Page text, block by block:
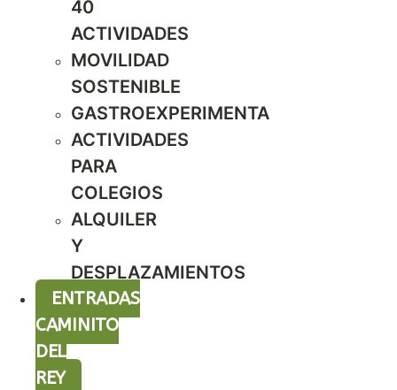
40
ACTIVIDADES
MOVILIDAD
SOSTENIBLE
GASTROEXPERIMENTA
ACTIVIDADES
PARA
COLEGIOS
ALQUILER
Y
DESPLAZAMIENTOS
ENTRADAS
CAMINITO
DEL
REY